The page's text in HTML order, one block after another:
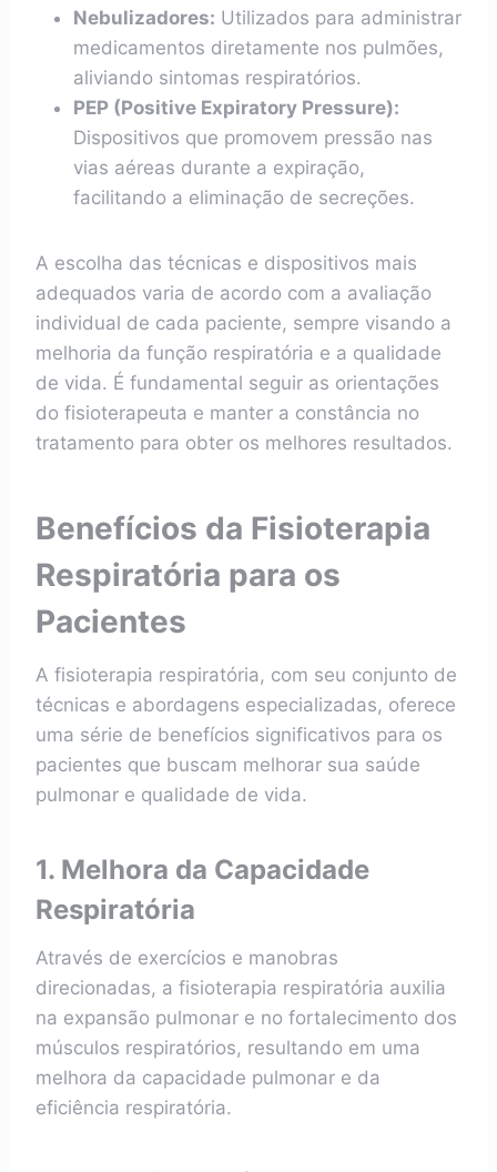
Nebulizadores: Utilizados para administrar
medicamentos diretamente nos pulmões,
aliviando sintomas respiratórios.
PEP (Positive Expiratory Pressure):
Dispositivos que promovem pressão nas
vias aéreas durante a expiração,
facilitando a eliminação de secreções.
A escolha das técnicas e dispositivos mais
adequados varia de acordo com a avaliação
individual de cada paciente, sempre visando a
melhoria da função respiratória e a qualidade
de vida. É fundamental seguir as orientações
do fisioterapeuta e manter a constância no
tratamento para obter os melhores resultados.
Benefícios da Fisioterapia
Respiratória para os
Pacientes
A fisioterapia respiratória, com seu conjunto de
técnicas e abordagens especializadas, oferece
uma série de benefícios significativos para os
pacientes que buscam melhorar sua saúde
pulmonar e qualidade de vida.
1. Melhora da Capacidade
Respiratória
Através de exercícios e manobras
direcionadas, a fisioterapia respiratória auxilia
na expansão pulmonar e no fortalecimento dos
músculos respiratórios, resultando em uma
melhora da capacidade pulmonar e da
eficiência respiratória.